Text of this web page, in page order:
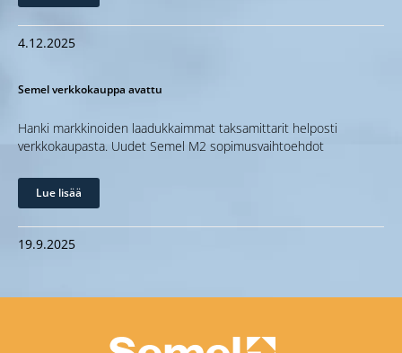
4.12.2025
Semel verkkokauppa avattu
Hanki markkinoiden laadukkaimmat taksamittarit helposti
verkkokaupasta. Uudet Semel M2 sopimusvaihtoehdot
Lue lisää
19.9.2025